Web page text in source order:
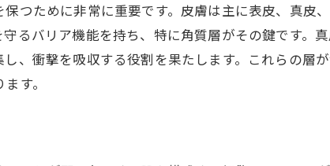
る方法
の補充方法
の研究成果
細胞が教える健康肌への道
つために非常に重要です。皮膚は主に表皮、真皮
るバリア機能を持ち、特に角質層がその鍵です。
、衝撃を吸収する役割を果たします。これらの層
す。